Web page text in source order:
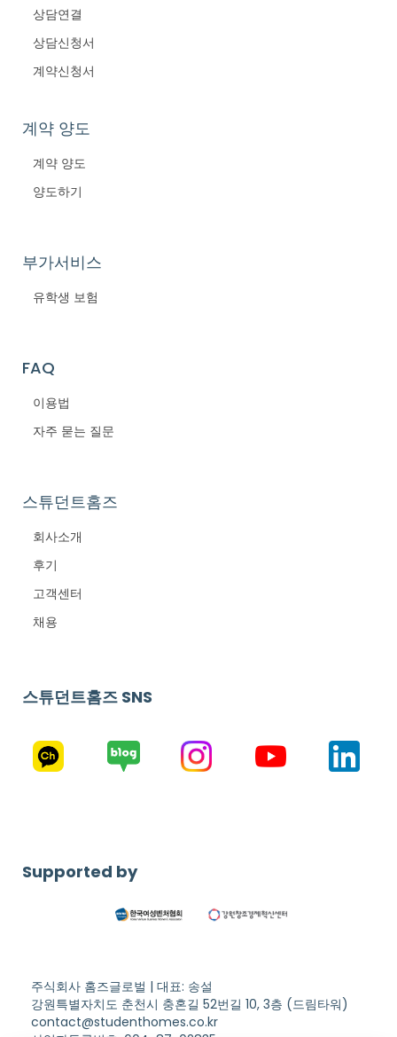
상담연결
상담신청서
계약신청서
계약 양도
계약 양도
양도하기
부가서비스
유학생 보험
FAQ
이용법
자주 묻는 질문
스튜던트홈즈
회사소개
후기
고객센터
채용
스튜던트홈즈 SNS
Supported by
주식회사 홈즈글로벌 | 대표: 송설
강원특별자치도 춘천시 충혼길 52번길 10, 3층 (드림타워)
contact@studenthomes.co.kr